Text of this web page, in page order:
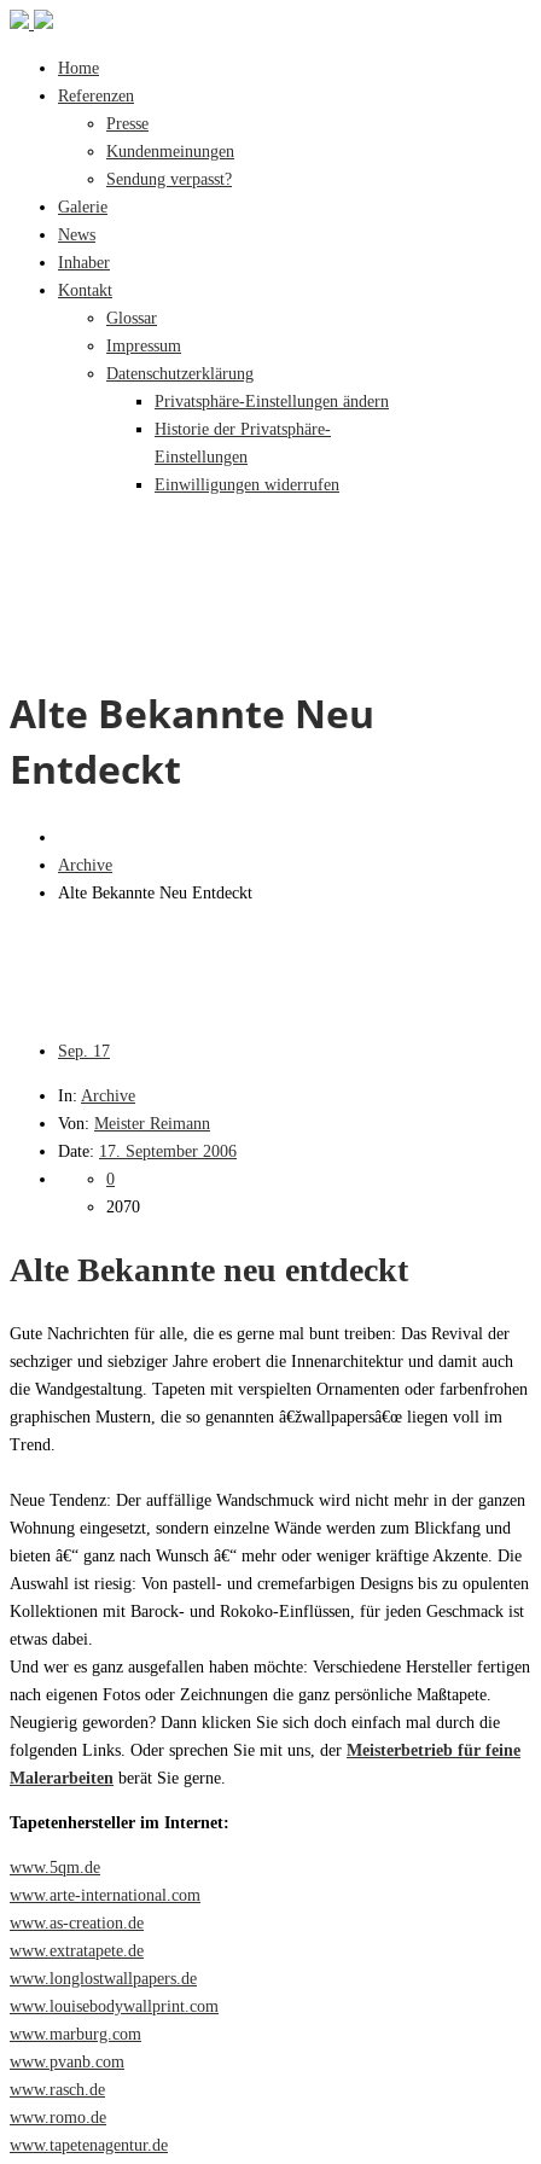
Home
Referenzen
Presse
Kundenmeinungen
Sendung verpasst?
Galerie
News
Inhaber
Kontakt
Glossar
Impressum
Datenschutzerklärung
Privatsphäre-Einstellungen ändern
Historie der Privatsphäre-
Einstellungen
Einwilligungen widerrufen
Alte Bekannte Neu
Entdeckt
Archive
Alte Bekannte Neu Entdeckt
Sep. 17
In: Archive
Von: Meister Reimann
Date: 17. September 2006
0
2070
Alte Bekannte neu entdeckt
Gute Nachrichten für alle, die es gerne mal bunt treiben: Das Revival der
sechziger und siebziger Jahre erobert die Innenarchitektur und damit auch
die Wandgestaltung. Tapeten mit verspielten Ornamenten oder farbenfrohen
graphischen Mustern, die so genannten â€žwallpapersâ€œ liegen voll im
Trend.
Neue Tendenz: Der auffällige Wandschmuck wird nicht mehr in der ganzen
Wohnung eingesetzt, sondern einzelne Wände werden zum Blickfang und
bieten â€“ ganz nach Wunsch â€“ mehr oder weniger kräftige Akzente. Die
Auswahl ist riesig: Von pastell- und cremefarbigen Designs bis zu opulenten
Kollektionen mit Barock- und Rokoko-Einflüssen, für jeden Geschmack ist
etwas dabei.
Und wer es ganz ausgefallen haben möchte: Verschiedene Hersteller fertigen
nach eigenen Fotos oder Zeichnungen die ganz persönliche Maßtapete.
Neugierig geworden? Dann klicken Sie sich doch einfach mal durch die
folgenden Links. Oder sprechen Sie mit uns, der Meisterbetrieb für feine
Malerarbeiten berät Sie gerne.
Tapetenhersteller im Internet:
www.5qm.de
www.arte-international.com
www.as-creation.de
www.extratapete.de
www.longlostwallpapers.de
www.louisebodywallprint.com
www.marburg.com
www.pvanb.com
www.rasch.de
www.romo.de
www.tapetenagentur.de